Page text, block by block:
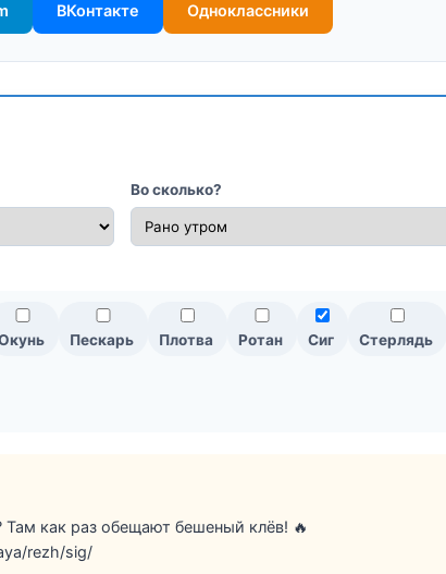
ВКонтакте Одноклассники
Во сколько?
Пескарь Плотва Ротан Сиг Стерлядь
как раз обещают бешеный клёв! 🔥
rezh/sig/